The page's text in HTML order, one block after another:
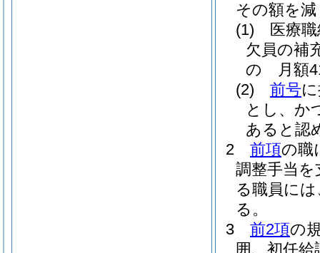
その額を
(1)
医療
欠員の補
の 月額
(2)
前号
とし、か
あると認
2
前項の職
調整手当
る職員には
る。
3
前2項の
囲、初任